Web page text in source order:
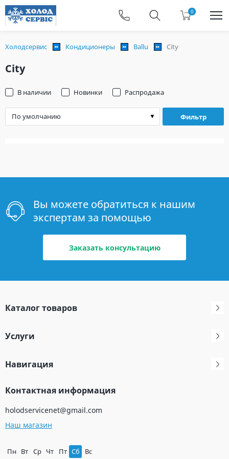
0
Холодсервис Кондиционеры Ballu City
City
Фильтр
В наличии Новинки Распродажа
Вы можете обратиться к нашим
экспертам за помощью
Заказать консультацию
Каталог товаров
Услуги
Навигация
Контактная информация
holodservicenet@gmail.com
Наш магазин
Пн Вт Ср Чт Пт Сб Вс